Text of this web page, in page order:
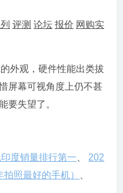
评测 论坛 报价 网购实
观，硬件性能出类拔
屏幕可视角度上仍不甚
要失望了。
度销量排行第一
202
照最好的手机）